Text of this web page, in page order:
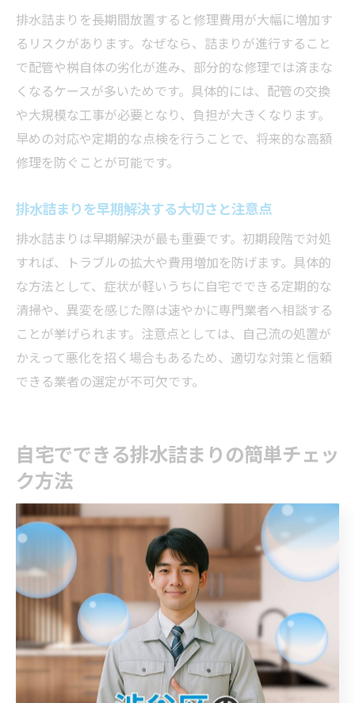
排水詰まりを長期間放置すると修理費用が大幅に増加す
るリスクがあります。なぜなら、詰まりが進行すること
で配管や桝自体の劣化が進み、部分的な修理では済まな
くなるケースが多いためです。具体的には、配管の交換
や大規模な工事が必要となり、負担が大きくなります。
早めの対応や定期的な点検を行うことで、将来的な高額
修理を防ぐことが可能です。
排水詰まりを早期解決する大切さと注意点
排水詰まりは早期解決が最も重要です。初期段階で対処
すれば、トラブルの拡大や費用増加を防げます。具体的
な方法として、症状が軽いうちに自宅でできる定期的な
清掃や、異変を感じた際は速やかに専門業者へ相談する
ことが挙げられます。注意点としては、自己流の処置が
かえって悪化を招く場合もあるため、適切な対策と信頼
できる業者の選定が不可欠です。
自宅でできる排水詰まりの簡単チェッ
ク方法
排水詰まりの前兆を見抜くセルフチェック法
排水詰まりは早期発見が重要です。なぜなら、初期の兆
候を見逃すと悪臭や水漏れ、大規模な修理が必要になる
からです。たとえば、水の流れが遅くなる、異音や泡立
ちが見られる場合は、詰まりの前兆です。日常的にこれ
らの変化に注意し、気付いた時点で対策を講じること
で、被害を最小限に抑えられます。セルフチェックの習
慣がトラブル防止に直結します。